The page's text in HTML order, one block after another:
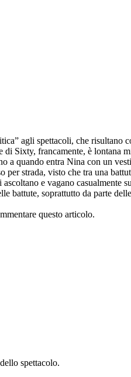
agli spettacoli, che
Sixty, francamente, è lontana
a quando entra Nina con un
per strada, visto che tra una
e vagano
battute, soprattutto da parte
questo articolo.
spettacolo.